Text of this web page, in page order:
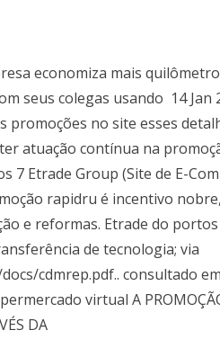
economiza mais
seus colegas usando 14 Jan
promoções no site esses
atuação contínua na
Etrade Group (Site de E-
rapidru é incentivo
e reformas. Etrade do portos
de tecnologia; via
cdmrep.pdf.. consultado
virtual A
DA